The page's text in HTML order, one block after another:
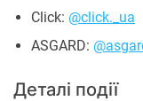
Click: @click._ua
ASGARD:
Деталі події